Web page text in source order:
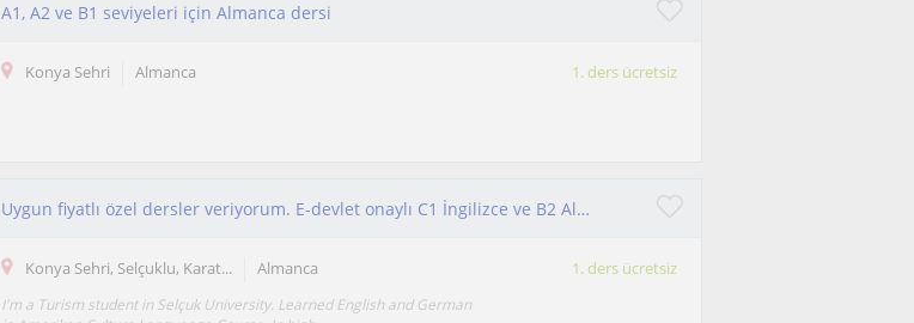
A1, A2 ve B1 seviyeleri için Almanca dersi
Konya Sehri Almanca 1. ders ücretsiz
Uygun fiyatlı özel dersler veriyorum. E-devlet onaylı C1 İngilizce ve B2 Almanca sertifikam var. Çocuklarla da iyi anlaşırım
Konya Sehri, Selçuklu, Karat... Almanca 1. ders ücretsiz
I'm a Turism student in Selçuk University. Learned English and German